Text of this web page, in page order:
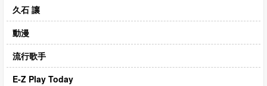
久石 讓
動漫
流行歌手
E-Z Play Today